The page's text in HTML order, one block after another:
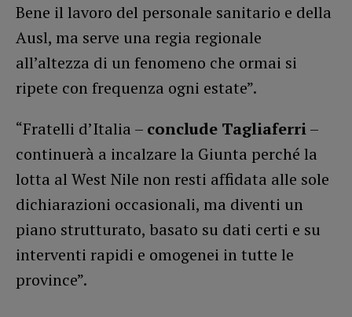
Bene il lavoro del personale sanitario e della
Ausl, ma serve una regia regionale
all’altezza di un fenomeno che ormai si
ripete con frequenza ogni estate”.
“Fratelli d’Italia – conclude Tagliaferri–
continuerà a incalzare la Giunta perché la
lotta al West Nile non resti affidata alle sole
dichiarazioni occasionali, ma diventi un
piano strutturato, basato su dati certi e su
interventi rapidi e omogenei in tutte le
province”.